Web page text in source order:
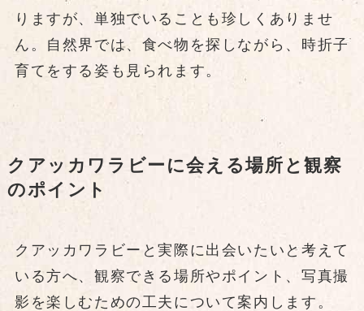
りますが、単独でいることも珍しくありませ
ん。自然界では、食べ物を探しながら、時折子
育てをする姿も見られます。
クアッカワラビーに会える場所と観察
のポイント
クアッカワラビーと実際に出会いたいと考えて
いる方へ、観察できる場所やポイント、写真撮
影を楽しむための工夫について案内します。